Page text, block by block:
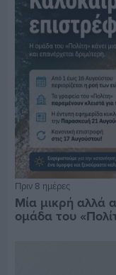
Πριν 8 ημέρες
Μία μικρή αλλά
ομάδα του